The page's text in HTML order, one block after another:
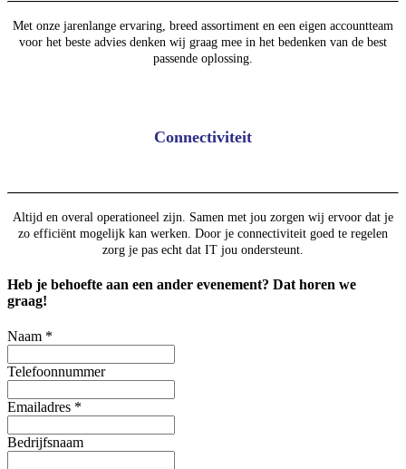
Met onze jarenlange ervaring, breed assortiment en een eigen accountteam
voor het beste advies denken wij graag mee in het bedenken van de best
passende oplossing.
Connectiviteit
Altijd en overal operationeel zijn. Samen met jou zorgen wij ervoor dat je
zo efficiënt mogelijk kan werken. Door je connectiviteit goed te regelen
zorg je pas echt dat IT jou ondersteunt.
Heb je behoefte aan een ander evenement? Dat horen we
graag!
Naam *
Telefoonnummer
Emailadres *
Bedrijfsnaam